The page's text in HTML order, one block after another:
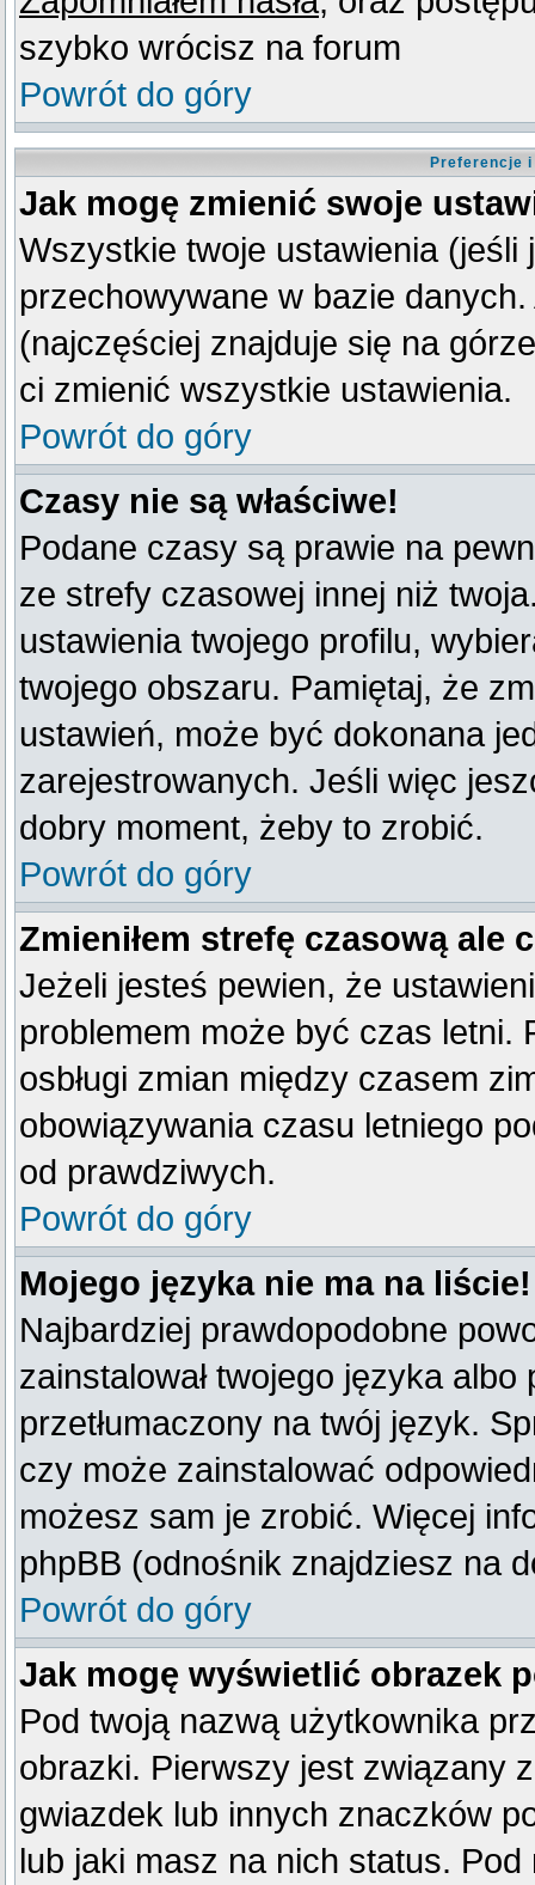
szybko wrócisz na forum
Powrót do góry
Preferencje
Jak mogę zmienić swoje
Wszystkie twoje ustawienia
przechowywane w bazie
(najczęściej znajduje się na
ci zmienić wszystkie ustawienia.
Powrót do góry
Czasy nie są właściwe!
Podane czasy są prawie na
ze strefy czasowej innej niż
ustawienia twojego profilu,
twojego obszaru. Pamiętaj, że
ustawień, może być dokonana
zarejestrowanych. Jeśli więc
dobry moment, żeby to zrobić.
Powrót do góry
Zmieniłem strefę czasową ale
Jeżeli jesteś pewien, że
problemem może być czas letni.
osbługi zmian między czasem
obowiązywania czasu letniego
od prawdziwych.
Powrót do góry
Mojego języka nie ma na liście!
Najbardziej prawdopodobne
zainstalował twojego języka
przetłumaczony na twój język.
czy może zainstalować
możesz sam je zrobić. Więcej
phpBB (odnośnik znajdziesz na
Powrót do góry
Jak mogę wyświetlić obrazek
Pod twoją nazwą użytkownika
obrazki. Pierwszy jest związany
gwiazdek lub innych znaczków
lub jaki masz na nich status.